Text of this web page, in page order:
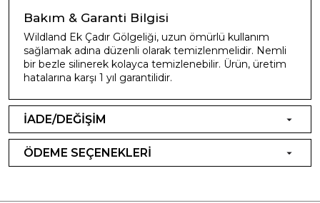
Bakım & Garanti Bilgisi
Wildland Ek Çadır Gölgeliği, uzun ömürlü kullanım
sağlamak adına düzenli olarak temizlenmelidir. Nemli
bir bezle silinerek kolayca temizlenebilir. Ürün, üretim
hatalarına karşı 1 yıl garantilidir.
İADE/DEĞİŞİM
ÖDEME SEÇENEKLERİ